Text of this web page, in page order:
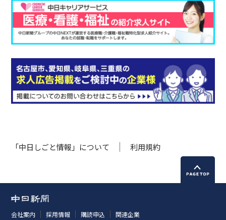
「中日しごと情報」について 利用規約
会社案内 採用情報 購読申込 関連企業